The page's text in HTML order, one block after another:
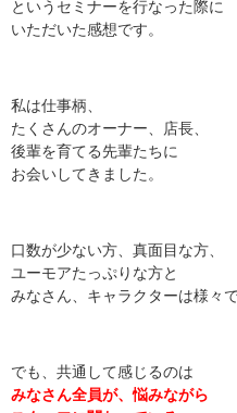
というセミナーを行なった際に
いただいた感想です。
私は仕事柄、
たくさんのオーナー、店長、
後輩を育てる先輩たちに
お会いしてきました。
口数が少ない方、真面目な方、
ユーモアたっぷりな方と
みなさん、キャラクターは様々で
でも、共通して感じるのは
みなさん全員が、悩みながら